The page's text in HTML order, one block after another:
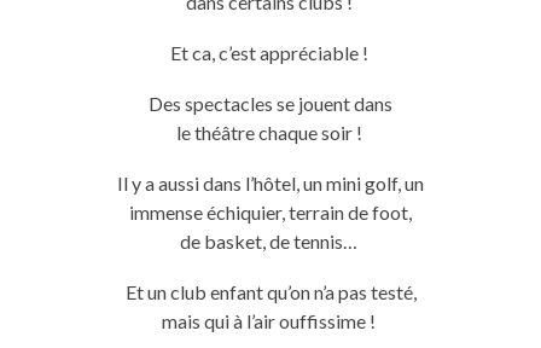
Et ca, c’est appréciable !
Des spectacles se jouent dans
lethéâtrechaque soir !
Il y a aussi dans l’hôtel, un mini golf, un
immense échiquier, terrain defoot,
de basket, de tennis…
Et un club enfant qu’on n’a pas testé,
mais qui à l’airouffissime !